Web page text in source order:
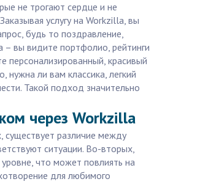
не трогают сердце и не
услугу на Workzilla, вы
будь то поздравление,
– вы видите портфолио, рейтинги
персонализированный, красивый
ли вам классика, легкий
Такой подход значительно
через Workzilla
существует различие между
ситуации. Во-вторых,
что может повлиять на
для любимого